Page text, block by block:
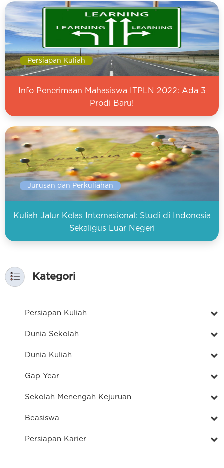
Persiapan Kuliah
Info Penerimaan Mahasiswa ITPLN 2022: Ada 3
Prodi Baru!
Jurusan dan Perkuliahan
Kuliah Jalur Kelas Internasional: Studi di Indonesia
Sekaligus Luar Negeri
Kategori
Persiapan Kuliah
Dunia Sekolah
Dunia Kuliah
Gap Year
Sekolah Menengah Kejuruan
Beasiswa
Persiapan Karier